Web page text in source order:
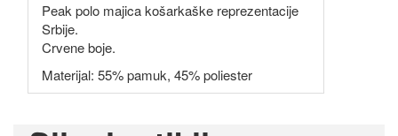
Peak polo majica košarkaške reprezentacije
Srbije.
Crvene boje.
Materijal: 55% pamuk, 45% poliester